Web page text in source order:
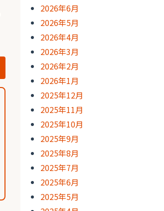
2026年6月
2026年5月
2026年4月
2026年3月
2026年2月
2026年1月
2025年12月
2025年11月
2025年10月
2025年9月
2025年8月
2025年7月
2025年6月
2025年5月